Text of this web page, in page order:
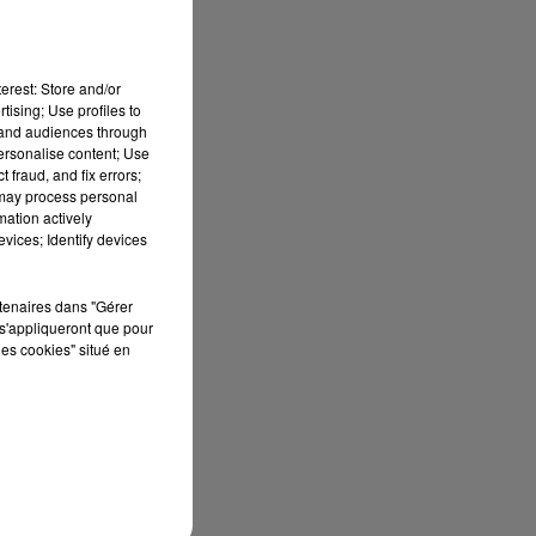
Store and/or
Use profiles to
audiences through
content; Use
fraud, and fix errors;
process personal
actively
Identify devices
dans "Gérer
que pour
cookies" situé en